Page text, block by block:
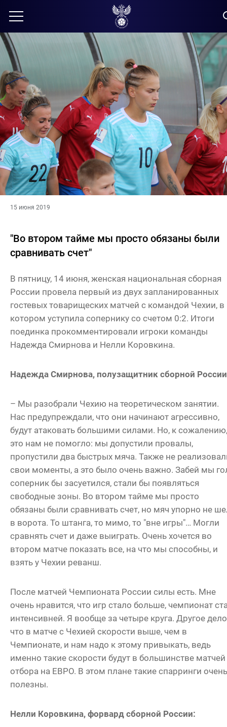
15 июня 2019
"Во втором тайме мы просто обязаны были
сравнивать счет"
В пятницу, 14 июня, женская национальная сборная
России провела первый из двух запланированных
гостевых товарищеских матчей с командой Чехии, в
котором уступила сопернику со счетом 0:2. Итоги
поединка прокомментировали игроки команды
Надежда Смирнова и Нелли Коровкина.
Надежда Смирнова, полузащитник сборной
– Мы разобрали Чехию на теоретическом занятии.
Нас предупреждали, что они начинают агрессивно,
будут атаковать большими силами. Но, к сожалению,
это нам не помогло: мы допустили провалы,
пропустили два быстрых мяча. Также не
свои моменты, а это было очень важно. Забей мы
соперник бы засуетился, стали бы появляться
свободные зоны. Во втором тайме мы просто
обязаны были сравнивать счет, но мяч упорно не
в ворота. То штанга, то мимо, то "вне игры"… Могли
сравнять счет и даже выиграть. Очень хочется во
втором матче показать все, на что мы способны, и
взять у Чехии реванш.
После матчей Чемпионата России силы есть. Мне
очень нравится, что игр стало больше, чемпионат
интенсивней. Я вообще за четыре круга. Другое
что в матче с Чехией скорости выше, чем в
Чемпионате, и нам надо к этому привыкать, ведь
именно такие скорости будут в большинстве матчей
отбора на ЕВРО. В этом плане такие спарринги очень
полезны.
Нелли Коровкина, форвард сборной России: